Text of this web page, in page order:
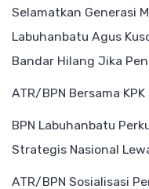
Selamatkan Generasi
Labuhanbatu Agus
Bandar Hilang Jika
ATR/BPN Bersama
BPN Labuhanbatu
Strategis Nasional
ATR/BPN Sosialisasi